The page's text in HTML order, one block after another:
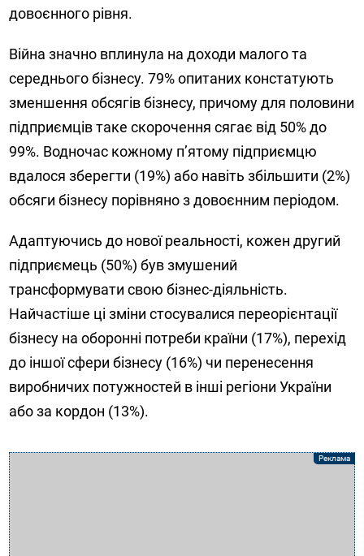
довоєнного рівня.
Війна значно вплинула на доходи малого та
середнього бізнесу. 79% опитаних констатують
зменшення обсягів бізнесу, причому для половини
підприємців таке скорочення сягає від 50% до
99%. Водночас кожному п’ятому підприємцю
вдалося зберегти (19%) або навіть збільшити (2%)
обсяги бізнесу порівняно з довоєнним періодом.
Адаптуючись до нової реальності, кожен другий
підприємець (50%) був змушений
трансформувати свою бізнес-діяльність.
Найчастіше ці зміни стосувалися переорієнтації
бізнесу на оборонні потреби країни (17%), перехід
до іншої сфери бізнесу (16%) чи перенесення
виробничих потужностей в інші регіони України
або за кордон (13%).